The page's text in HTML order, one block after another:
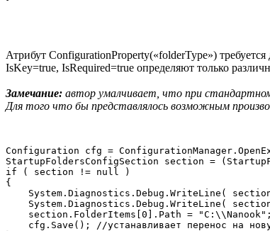
Атрибут ConfigurationProperty(«folderType»)
IsKey=true, IsRequired=true определяют только
Замечание: автор умалчивает, что при
Для того что бы представлялось возможным
Configuration cfg =
StartupFoldersConfigSection section =
if ( section != null )
{
System.Diagnostics.Debug.WriteLine(
System.Diagnostics.Debug.WriteLine(
    section.FolderItems[0].Path = "C:\\Nanook";
cfg.Save(); //устанавливает перенос на